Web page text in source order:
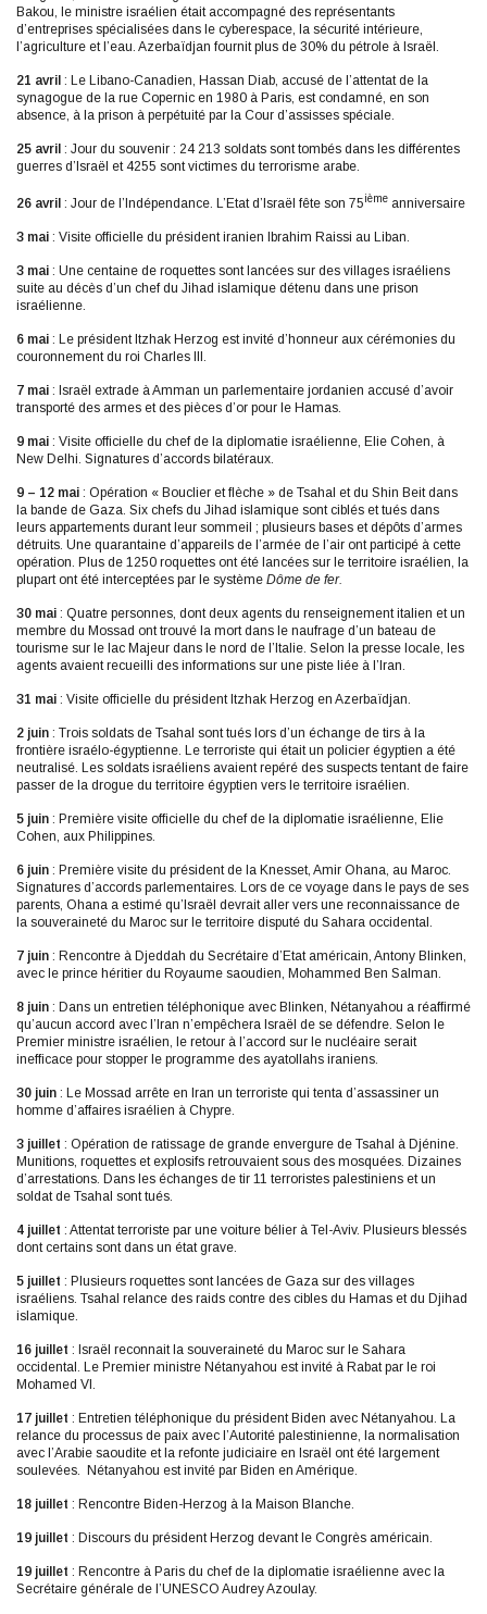
Bakou, le ministre israélien était accompagné des représentants
d’entreprises spécialisées dans le cyberespace, la sécurité intérieure,
l’agriculture et l’eau. Azerbaïdjan fournit plus de 30% du pétrole à Israël.
21 avril : Le Libano-Canadien, Hassan Diab, accusé de l’attentat de la
synagogue de la rue Copernic en 1980 à Paris, est condamné, en son
absence, à la prison à perpétuité par la Cour d’assisses spéciale.
25 avril : Jour du souvenir : 24 213 soldats sont tombés dans les différentes
guerres d’Israël et 4255 sont victimes du terrorisme arabe.
26 avril : Jour de l’Indépendance. L’Etat d’Israël fête son 75ième anniversaire
3 mai : Visite officielle du président iranien Ibrahim Raissi au Liban.
3 mai : Une centaine de roquettes sont lancées sur des villages israéliens
suite au décès d’un chef du Jihad islamique détenu dans une prison
israélienne.
6 mai : Le président Itzhak Herzog est invité d’honneur aux cérémonies du
couronnement du roi Charles III.
7 mai : Israël extrade à Amman un parlementaire jordanien accusé d’avoir
transporté des armes et des pièces d’or pour le Hamas.
9 mai : Visite officielle du chef de la diplomatie israélienne, Elie Cohen, à
New Delhi. Signatures d’accords bilatéraux.
9 – 12 mai : Opération « Bouclier et flèche » de Tsahal et du Shin Beit dans
la bande de Gaza. Six chefs du Jihad islamique sont ciblés et tués dans
leurs appartements durant leur sommeil ; plusieurs bases et dépôts d’armes
détruits. Une quarantaine d’appareils de l’armée de l’air ont participé à cette
opération. Plus de 1250 roquettes ont été lancées sur le territoire israélien, la
plupart ont été interceptées par le système Dôme de fer.
30 mai : Quatre personnes, dont deux agents du renseignement italien et un
membre du Mossad ont trouvé la mort dans le naufrage d’un bateau de
tourisme sur le lac Majeur dans le nord de l’Italie. Selon la presse locale, les
agents avaient recueilli des informations sur une piste liée à l’Iran.
31 mai : Visite officielle du président Itzhak Herzog en Azerbaïdjan.
2 juin : Trois soldats de Tsahal sont tués lors d’un échange de tirs à la
frontière israélo-égyptienne. Le terroriste qui était un policier égyptien a été
neutralisé. Les soldats israéliens avaient repéré des suspects tentant de faire
passer de la drogue du territoire égyptien vers le territoire israélien.
5 juin : Première visite officielle du chef de la diplomatie israélienne, Elie
Cohen, aux Philippines.
6 juin : Première visite du président de la Knesset, Amir Ohana, au Maroc.
Signatures d’accords parlementaires. Lors de ce voyage dans le pays de ses
parents, Ohana a estimé qu’Israël devrait aller vers une reconnaissance de
la souveraineté du Maroc sur le territoire disputé du Sahara occidental.
7 juin : Rencontre à Djeddah du Secrétaire d’Etat américain, Antony Blinken,
avec le prince héritier du Royaume saoudien, Mohammed Ben Salman.
8 juin : Dans un entretien téléphonique avec Blinken, Nétanyahou a réaffirmé
qu’aucun accord avec l’Iran n’empêchera Israël de se défendre. Selon le
Premier ministre israélien, le retour à l’accord sur le nucléaire serait
inefficace pour stopper le programme des ayatollahs iraniens.
30 juin : Le Mossad arrête en Iran un terroriste qui tenta d’assassiner un
homme d’affaires israélien à Chypre.
3 juillet : Opération de ratissage de grande envergure de Tsahal à Djénine.
Munitions, roquettes et explosifs retrouvaient sous des mosquées. Dizaines
d’arrestations. Dans les échanges de tir 11 terroristes palestiniens et un
soldat de Tsahal sont tués.
4 juillet : Attentat terroriste par une voiture bélier à Tel-Aviv. Plusieurs blessés
dont certains sont dans un état grave.
5 juillet : Plusieurs roquettes sont lancées de Gaza sur des villages
israéliens. Tsahal relance des raids contre des cibles du Hamas et du Djihad
islamique.
16 juillet : Israël reconnait la souveraineté du Maroc sur le Sahara
occidental. Le Premier ministre Nétanyahou est invité à Rabat par le roi
Mohamed VI.
17 juillet : Entretien téléphonique du président Biden avec Nétanyahou. La
relance du processus de paix avec l’Autorité palestinienne, la normalisation
avec l’Arabie saoudite et la refonte judiciaire en Israël ont été largement
soulevées. Nétanyahou est invité par Biden en Amérique.
18 juillet : Rencontre Biden-Herzog à la Maison Blanche.
19 juillet : Discours du président Herzog devant le Congrès américain.
19 juillet : Rencontre à Paris du chef de la diplomatie israélienne avec la
Secrétaire générale de l’UNESCO Audrey Azoulay.